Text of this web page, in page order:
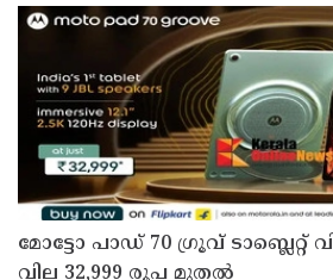
മോട്ടോ പാഡ് 70 ഗ്രൂവ് ടാബ്ലെറ്റ്
വില 32,999 രൂപ മുതൽ